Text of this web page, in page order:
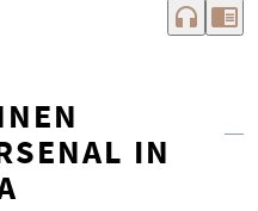
headphones chrome_reader_mode
E
IN A